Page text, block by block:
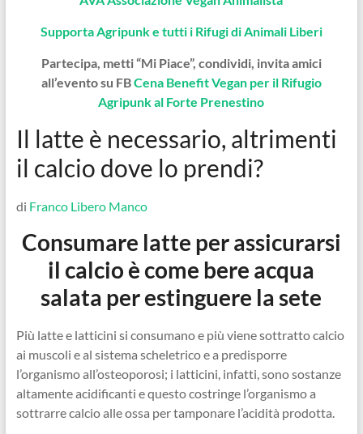
Supporta Agripunk e tutti i Rifugi di Animali Liberi
Partecipa, metti “Mi Piace”, condividi, invita amici
all’evento su FBCena Benefit Vegan per il Rifugio
Agripunk al Forte Prenestino
Il latte è necessario, altrimenti
il calcio dove lo prendi?
di Franco Libero Manco
Consumare latte per assicurarsi
il calcio è come bere acqua
salata per estinguere la sete
Più latte e latticini si consumano e più viene sottratto calcio
ai muscoli e al sistema scheletrico e a predisporre
l’organismo all’osteoporosi; i latticini, infatti, sono sostanze
altamente acidificanti e questo costringe l’organismo a
sottrarre calcio alle ossa per tamponare l’acidità prodotta.